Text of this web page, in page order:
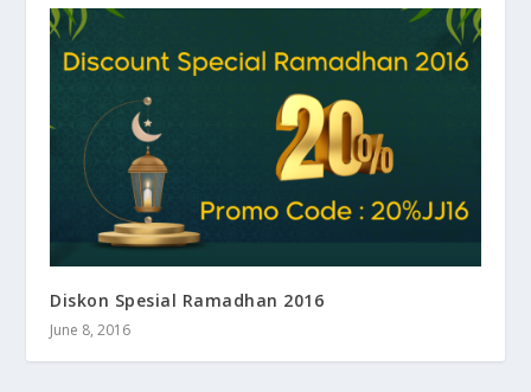
Diskon Spesial Ramadhan 2016
June 8, 2016